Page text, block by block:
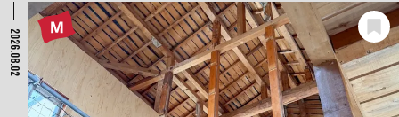
2026.08.02